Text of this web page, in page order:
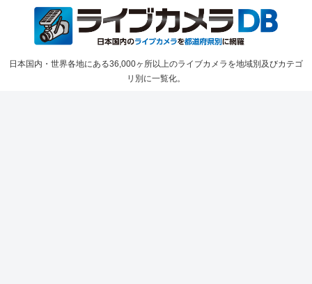
日本国内・世界各地にある36,000ヶ所以上のライブカメラを地域別及びカテゴ
リ別に一覧化。